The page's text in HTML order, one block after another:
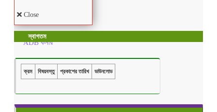
Close
ADB কর্নার
স্বাগতম
ক্রম বিষয়বস্তু প্রকাশের তারিখ ডাউনলোড